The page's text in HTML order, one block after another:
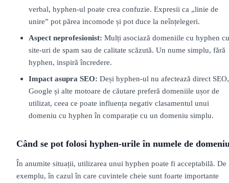
verbal, hyphen-ul poate crea confuzie. Expresii ca „linie de
unire” pot părea incomode și pot duce la neînțelegeri.
Aspect neprofesionist: Mulți asociază domeniile cu hyphen cu
site-uri de spam sau de calitate scăzută. Un nume simplu, fără
hyphen, inspiră încredere.
Impact asupra SEO: Deși hyphen-ul nu afectează direct SEO,
Google și alte motoare de căutare preferă domeniile ușor de
utilizat, ceea ce poate influența negativ clasamentul unui
domeniu cu hyphen în comparație cu un domeniu simplu.
Când se pot folosi hyphen-urile în numele de
În anumite situații, utilizarea unui hyphen poate fi acceptabilă. De
exemplu, în cazul în care cuvintele cheie sunt foarte importante